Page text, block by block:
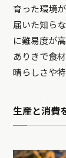
育った環境
届いた知ら
に難易度が
ありきで食
晴らしさや
生産と消費